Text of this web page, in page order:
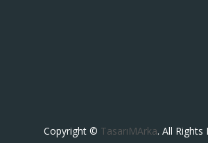
Copyright © TasarıMArka. All Rights